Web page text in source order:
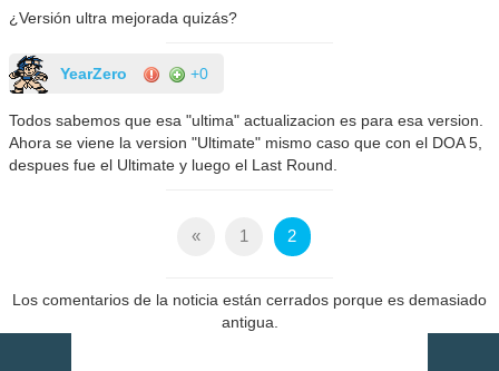
¿Versión ultra mejorada quizás?
YearZero +0
Todos sabemos que esa "ultima" actualizacion es para esa version.
Ahora se viene la version "Ultimate" mismo caso que con el DOA 5,
despues fue el Ultimate y luego el Last Round.
« 1 2
Los comentarios de la noticia están cerrados porque es demasiado
antigua.